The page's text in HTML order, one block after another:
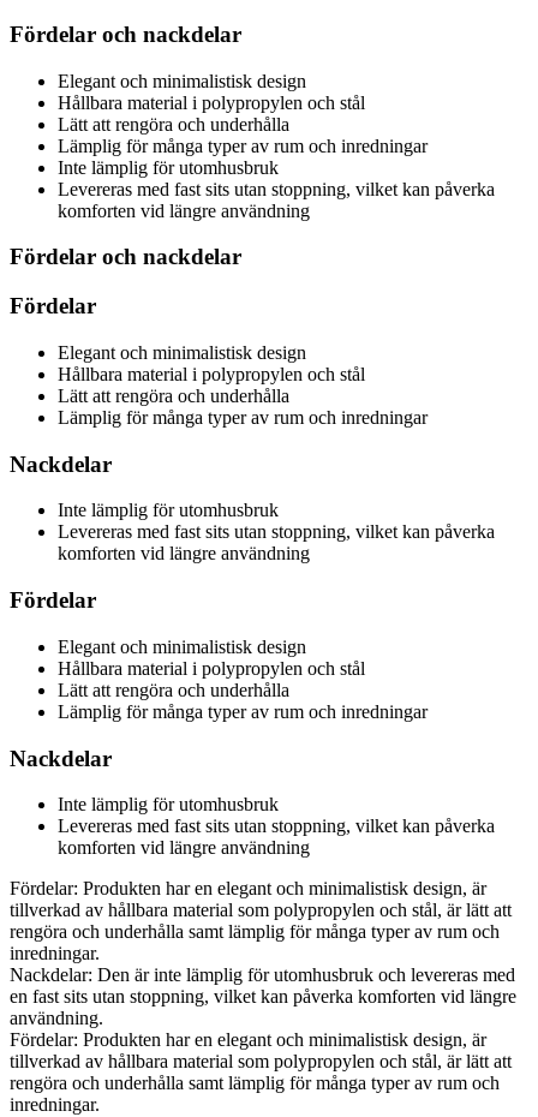
Fördelar och nackdelar
Elegant och minimalistisk design
Hållbara material i polypropylen och stål
Lätt att rengöra och underhålla
Lämplig för många typer av rum och inredningar
Inte lämplig för utomhusbruk
Levereras med fast sits utan stoppning, vilket kan påverka
komforten vid längre användning
Fördelar och nackdelar
Fördelar
Elegant och minimalistisk design
Hållbara material i polypropylen och stål
Lätt att rengöra och underhålla
Lämplig för många typer av rum och inredningar
Nackdelar
Inte lämplig för utomhusbruk
Levereras med fast sits utan stoppning, vilket kan påverka
komforten vid längre användning
Fördelar
Elegant och minimalistisk design
Hållbara material i polypropylen och stål
Lätt att rengöra och underhålla
Lämplig för många typer av rum och inredningar
Nackdelar
Inte lämplig för utomhusbruk
Levereras med fast sits utan stoppning, vilket kan påverka
komforten vid längre användning
Fördelar: Produkten har en elegant och minimalistisk design, är
tillverkad av hållbara material som polypropylen och stål, är lätt att
rengöra och underhålla samt lämplig för många typer av rum och
inredningar.
Nackdelar: Den är inte lämplig för utomhusbruk och levereras med
en fast sits utan stoppning, vilket kan påverka komforten vid längre
användning.
Fördelar: Produkten har en elegant och minimalistisk design, är
tillverkad av hållbara material som polypropylen och stål, är lätt att
rengöra och underhålla samt lämplig för många typer av rum och
inredningar.